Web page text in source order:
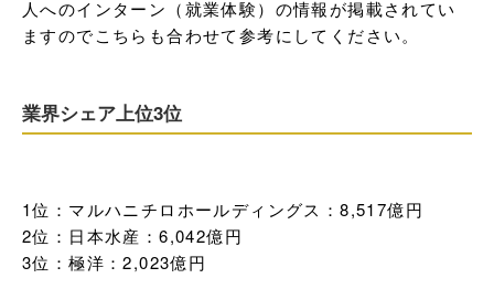
人へのインターン（就業体験）の情報が掲載されてい
ますのでこちらも合わせて参考にしてください。
業界シェア上位3位
1位：マルハニチロホールディングス：8,517億円
2位：日本水産：6,042億円
3位：極洋：2,023億円